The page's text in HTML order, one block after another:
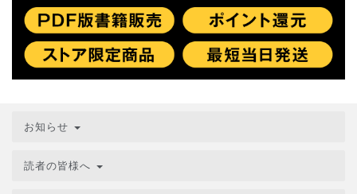
お知らせ
読者の皆様へ